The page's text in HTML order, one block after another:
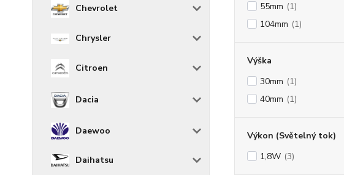
Chevrolet
Chrysler
Citroen
Dacia
Daewoo
Daihatsu
55mm (1)
104mm (1)
Výška
30mm (1)
40mm (1)
Výkon (Světelný tok)
1,8W (3)